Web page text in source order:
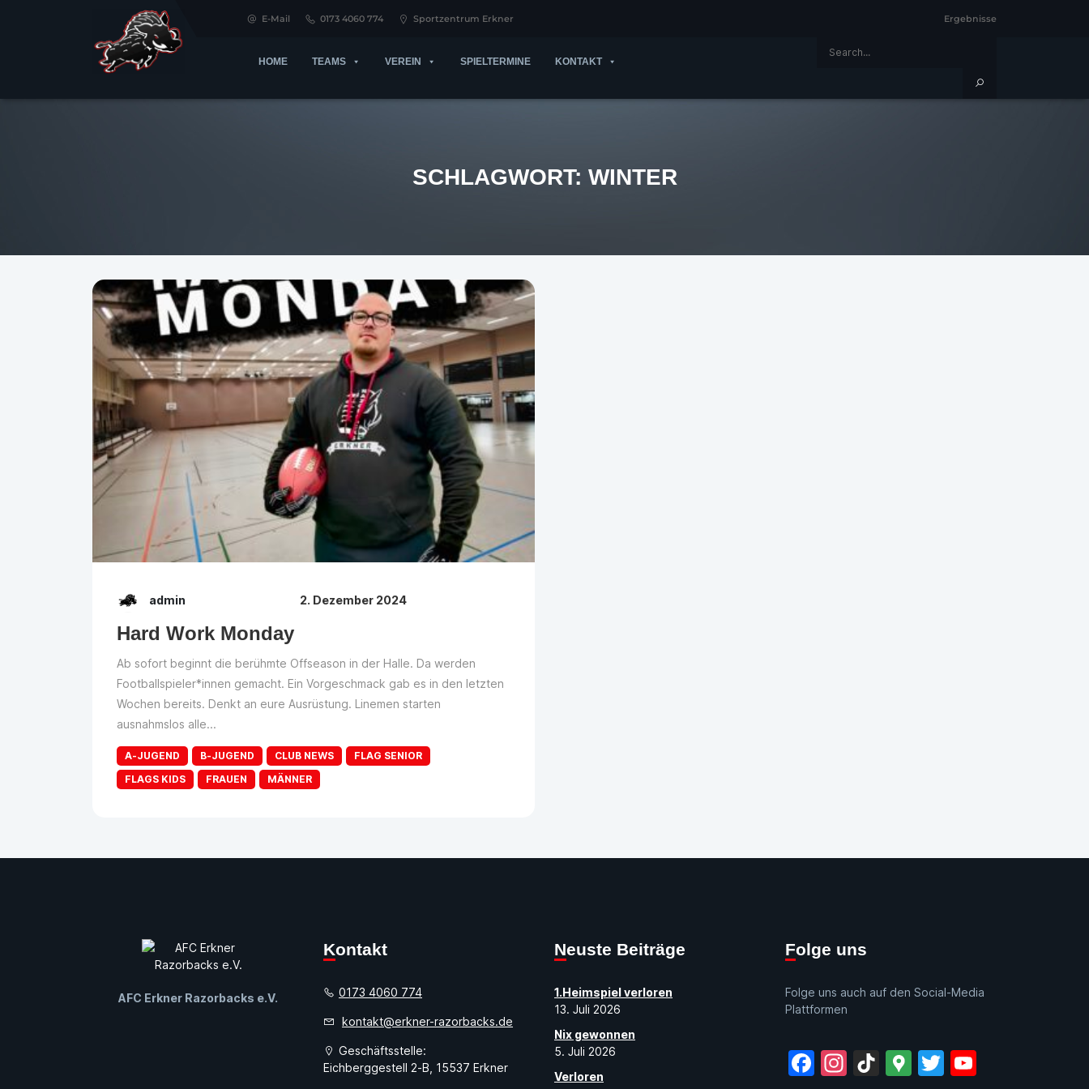
E-Mail 0173 4060 774 Sportzentrum Erkner Ergebnisse
HOME TEAMS VEREIN SPIELTERMINE KONTAKT
SCHLAGWORT: WINTER
admin 2. Dezember 2024
Hard Work Monday
Ab sofort beginnt die berühmte Offseason in der Halle. Da werden
Footballspieler*innen gemacht. Ein Vorgeschmack gab es in den letzten
Wochen bereits. Denkt an eure Ausrüstung. Linemen starten
ausnahmslos alle...
A-JUGEND B-JUGEND CLUB NEWS
FLAG SENIOR
FLAGS KIDS
FRAUEN MÄNNER
AFC Erkner Razorbacks e.V.
Kontakt
0173 4060 774
kontakt@erkner-razorbacks.de
Geschäftsstelle:
Eichberggestell 2-B, 15537 Erkner
Neuste Beiträge
1.Heimspiel verloren
13. Juli 2026
Nix gewonnen
5. Juli 2026
Verloren
Folge uns
Folge uns auch auf den Social-Media
Plattformen
Facebook
Instagram
TikTok
GoogleTwitter